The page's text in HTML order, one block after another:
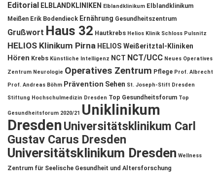
Editorial ELBLANDKLINIKEN Elblandklinikum Elblandklinikum
Meißen Erik Bodendieck Ernährung Gesundheitszentrum
Grußwort Haus 32 Hautkrebs Helios Klinik Schloss Pulsnitz
HELIOS Klinikum Pirna HELIOS Weißeritztal-Kliniken
Hören Krebs Künstliche Intelligenz NCT NCT/UCC Neues Operatives
Zentrum Neurologie Operatives Zentrum Pflege Prof. Albrecht
Prof. Andreas Böhm Prävention Sehen St. Joseph-Stift Dresden
Stiftung Hochschulmedizin Dresden Top Gesundheitsforum Top
Gesundheitsforum 2020/21 Uniklinikum
DresdenUniversitätsklinikum Carl
Gustav Carus Dresden
Universitätsklinikum Dresden Wellness
Zentrum für Seelische Gesundheit und Altersforschung